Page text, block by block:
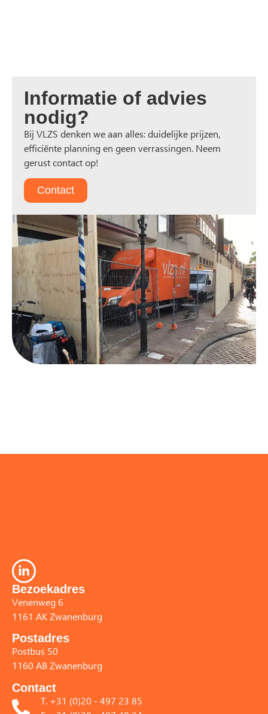
Informatie of advies
nodig?
Bij VLZS denken we aan alles: duidelijke prijzen,
efficiënte planning en geen verrassingen. Neem
gerust contact op!
Contact
Bezoekadres
Venenweg 6
1161 AK Zwanenburg
Postadres
Postbus 50
1160 AB Zwanenburg
Contact
T. +31 (0)20 - 497 23 85